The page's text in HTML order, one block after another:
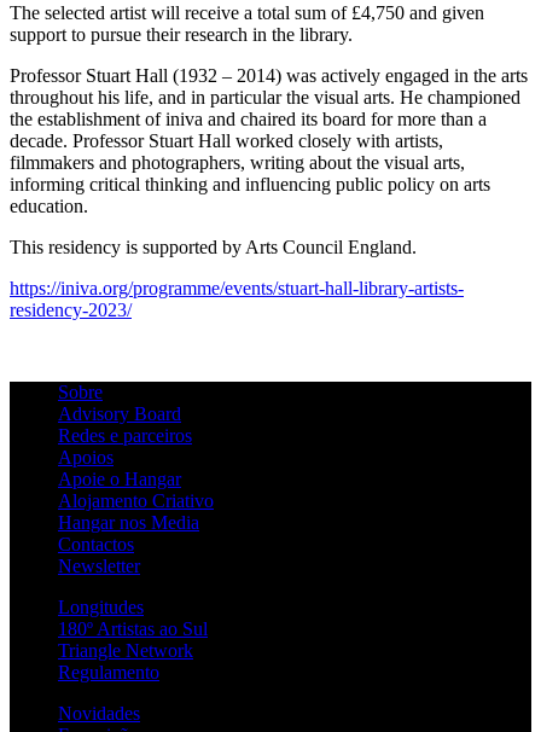
The selected artist will receive a total sum of £4,750 and given
support to pursue their research in the library.
Professor Stuart Hall (1932 – 2014) was actively engaged in the arts
throughout his life, and in particular the visual arts. He championed
the establishment of iniva and chaired its board for more than a
decade. Professor Stuart Hall worked closely with artists,
filmmakers and photographers, writing about the visual arts,
informing critical thinking and influencing public policy on arts
education.
This residency is supported by Arts Council England.
https://iniva.org/programme/events/stuart-hall-library-artists-
residency-2023/
Sobre
Advisory Board
Redes e parceiros
Apoios
Apoie o Hangar
Alojamento Criativo
Hangar nos Media
Contactos
Newsletter
Longitudes
180º Artistas ao Sul
Triangle Network
Regulamento
Novidades